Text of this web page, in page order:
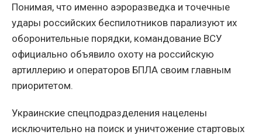
Понимая, что именно аэроразведка и точечные
удары российских беспилотников парализуют их
оборонительные порядки, командование ВСУ
официально объявило охоту на российскую
артиллерию и операторов БПЛА своим главным
приоритетом.
Украинские спецподразделения нацелены
исключительно на поиск и уничтожение стартовых